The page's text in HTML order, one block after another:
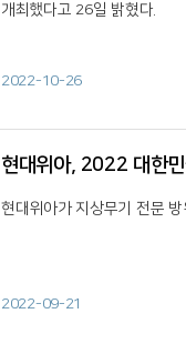
개최했다고 26일 밝혔다.
2022-10-26
현대위아, 2022 대한민
현대위아가 지상무기 전문
2022-09-21